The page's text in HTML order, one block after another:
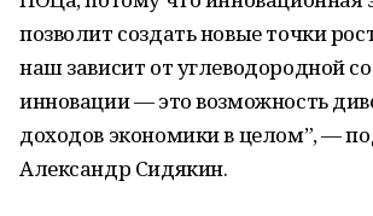
позволит создать новые точки
наш зависит от углеводородной
инновации — это возможность
доходов экономики в целом”, —
Александр Сидякин.